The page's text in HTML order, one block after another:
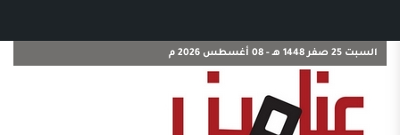
السبت 25 صفر 1448 هـ - 08 أغسطس 2026 م